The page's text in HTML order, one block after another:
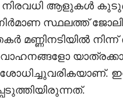
നിരവധി ആളുകൾ
സ്ഥലത്ത്
മണ്ണിനടിയിൽ നിന്ന്
യാത്രക്കാരോ